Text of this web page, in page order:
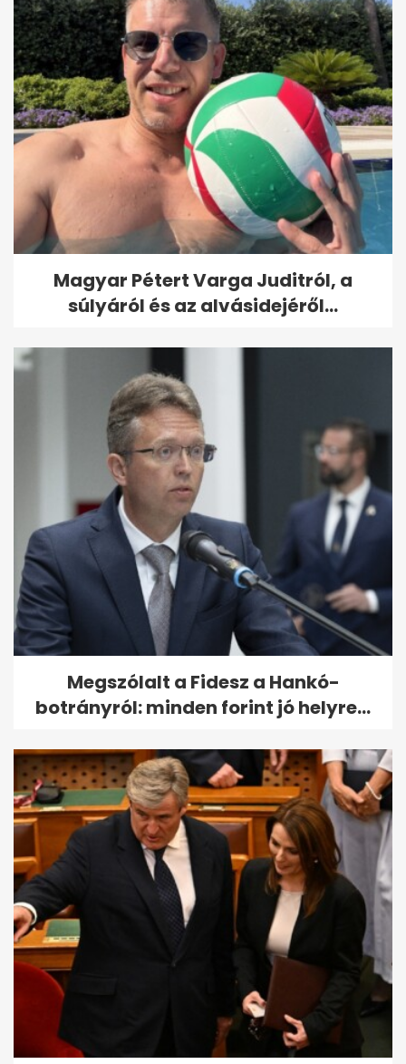
Magyar Pétert Varga Juditról, a
súlyáról és az alvásidejéről...
Megszólalt a Fidesz a Hankó-
botrányról: minden forint jó helyre...